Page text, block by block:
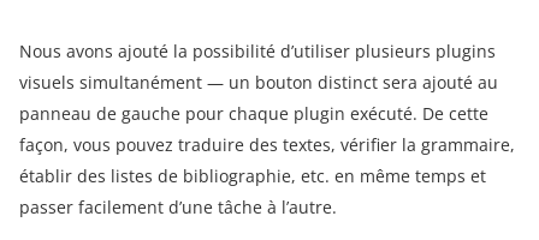
Nous avons ajouté la possibilité d’utiliser plusieurs plugins
visuels simultanément — un bouton distinct sera ajouté au
panneau de gauche pour chaque plugin exécuté. De cette
façon, vous pouvez traduire des textes, vérifier la grammaire,
établir des listes de bibliographie, etc. en même temps et
passer facilement d’une tâche à l’autre.